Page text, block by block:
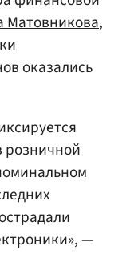
Матовникова,
оказались
розничной
—